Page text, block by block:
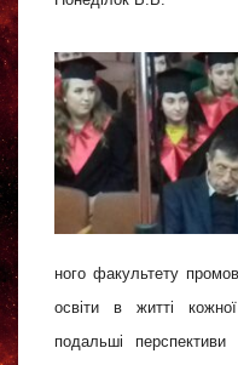
ного факультету
освіти в житті
подальші перспективи